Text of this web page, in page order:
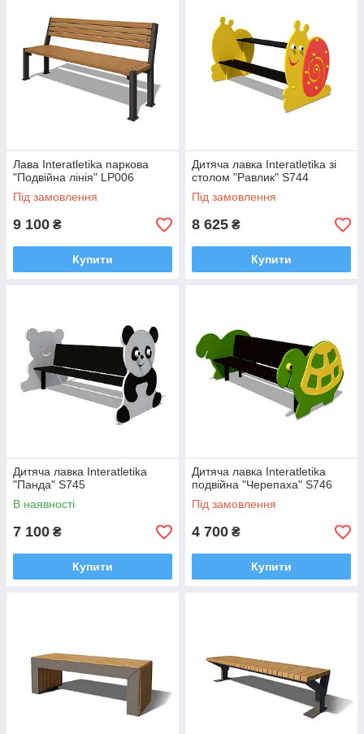
добросовестные и сознательные жильцы не смогут
обеспечить порядок. Урна также не должна портить
общий вид, но и не стоит акцентировать на ней
внимание.
При виборі обладнання обов'язково звертайте увагу на
матеріал виготовлення та його верхнє покриття, адже ці
параметри безпосередньо впливають на довговічність і
Лава Interatletika паркова
"Подвійна лінія" LP006
Під замовлення
9 100 ₴
Купити
Дитяча лавка Interatletika зі
столом "Равлик" S744
Під замовлення
8 625 ₴
Купити
Дитяча лавка Interatletika
"Панда" S745
В наявності
7 100 ₴
Купити
Дитяча лавка Interatletika
подвійна "Черепаха" S746
Під замовлення
4 700 ₴
Купити